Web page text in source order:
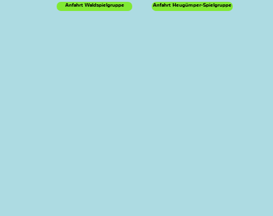
Anfahrt Heugümper-Spielgruppe
Anfahrt Waldspielgruppe